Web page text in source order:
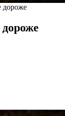
дороже